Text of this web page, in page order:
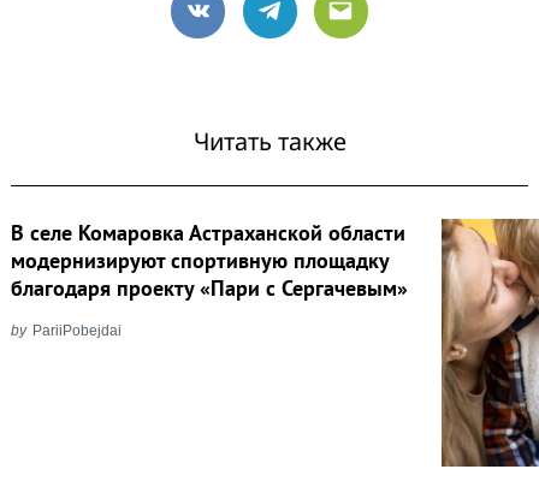
VK Telegram
Email
Читать также
В селе Комаровка Астраханской области
модернизируют спортивную площадку
благодаря проекту «Пари с Сергачевым»
by PariiPobejdai